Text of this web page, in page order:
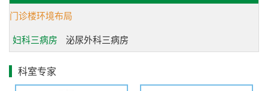
对子宫颈疾病的筛查（宫颈TCT检查）、诊断（电子
阴道镜）和治疗（波姆光和利普刀治疗）在国内处于领先水
颈癌、子宫内膜癌、子宫肉瘤和滋养细胞肿瘤、外阴癌的诊
门诊楼环境布局
妇科三病房
泌尿外科三病房
科室专家